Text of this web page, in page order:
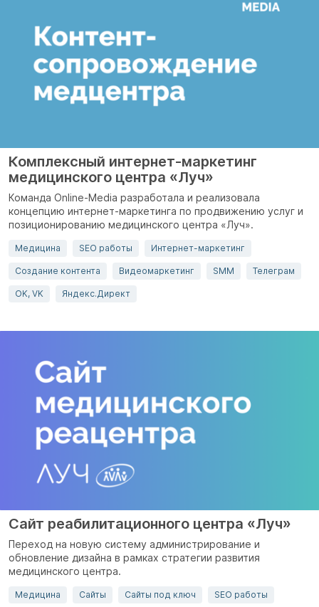
Комплексный интернет-маркетинг
медицинского центра «Луч»
Команда Online-Media разработала и реализовала
концепцию интернет-маркетинга по продвижению услуг и
позиционированию медицинского центра «Луч».
Медицина SEO работы Интернет-маркетинг
Создание контента Видеомаркетинг SMM Телеграм
OK, VK Яндекс.Директ
Сайт реабилитационного центра «Луч»
Переход на новую систему администрирование и
обновление дизайна в рамках стратегии развития
медицинского центра.
Медицина Сайты Сайты под ключ SEO работы